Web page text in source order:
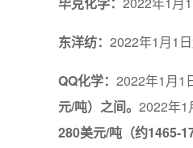
东洋纺： 2022年1月1
QQ化学： 2022年1月1
元/吨）之间。 2022年1
280美元/吨（约1465-